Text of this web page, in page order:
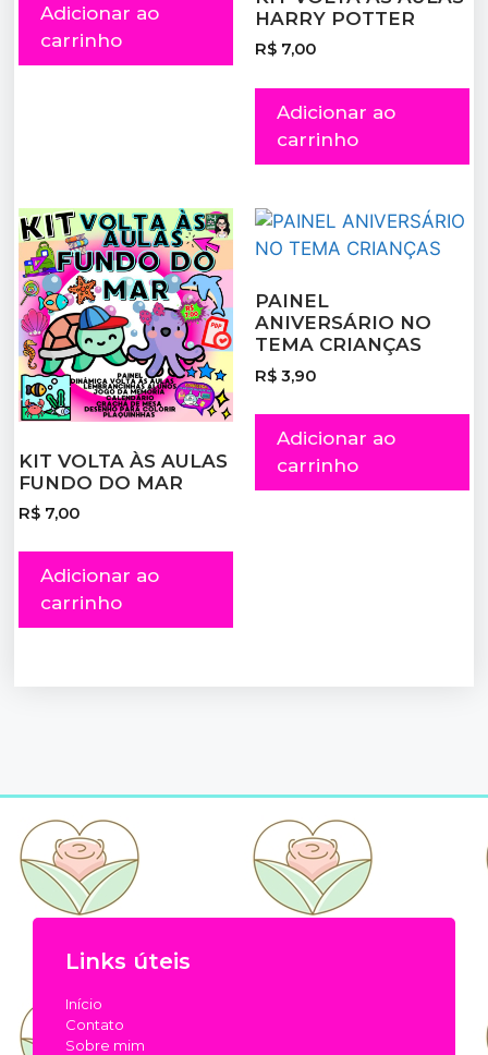
Adicionar ao
carrinho
HARRY POTTER
R$ 7,00
Adicionar ao
carrinho
KIT VOLTA ÀS AULAS
FUNDO DO MAR
R$ 7,00
Adicionar ao
carrinho
PAINEL
ANIVERSÁRIO NO
TEMA CRIANÇAS
R$ 3,90
Adicionar ao
carrinho
Links úteis
Início
Contato
Sobre mim